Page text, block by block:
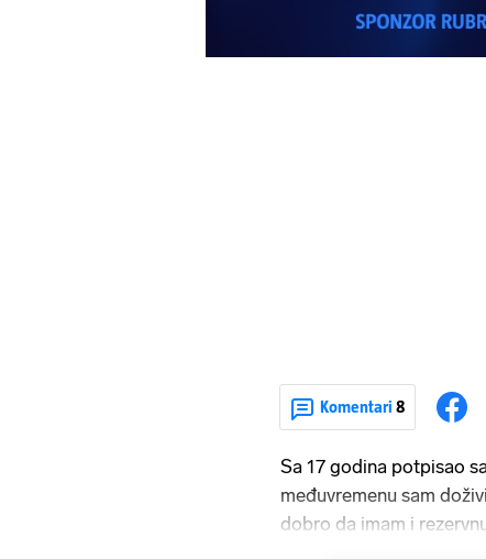
Komentari 8
Sa 17 godina potpisao
međuvremenu sam
dobro da imam i